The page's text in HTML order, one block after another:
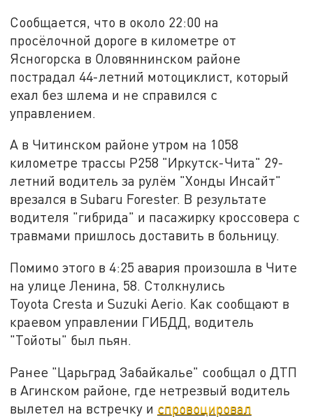
Сообщается, что в около 22:00 на
просёлочной дороге в километре от
Ясногорска в Оловяннинском районе
пострадал 44-летний мотоциклист, который
ехал без шлема и не справился с
управлением.
А в Читинском районе утром на 1058
километре трассы Р258 "Иркутск-Чита" 29-
летний водитель за рулём "Хонды Инсайт"
врезался в Subaru Forester. В результате
водителя "гибрида" и пасажирку кроссовера с
травмами пришлось доставить в больницу.
Помимо этого в 4:25 авария произошла в Чите
на улице Ленина, 58. Столкнулись
Toyota Cresta и Suzuki Aerio. Как сообщают в
краевом управлении ГИБДД, водитель
"Тойоты" был пьян.
Ранее "Царьград Забайкалье" сообщал о ДТП
в Агинском районе, где нетрезвый водитель
вылетел на встречку и спровоцировал